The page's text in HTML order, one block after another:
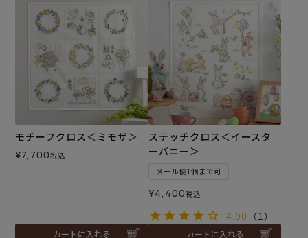
モチーフクロス＜ミモザ＞
¥7,700税込
カートに入れる
ステッチクロス＜イースタ
ーバニー＞
メール便1個まで可
¥4,400税込
4.00 （1）
カートに入れる